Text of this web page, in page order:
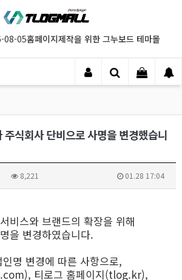
08-05홈페이지제작을 위한 그누보드 테마몰
주식회사 단비으로 사명을 변경했습니
8,221 01.28 17:04
비스와 브랜드의 확장을 위해
을 변경하였습니다.
명 변경에 따른 사항으로,
티로그 홈페이지(tlog.kr),